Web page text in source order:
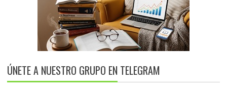
ÚNETE A NUESTRO GRUPO EN TELEGRAM